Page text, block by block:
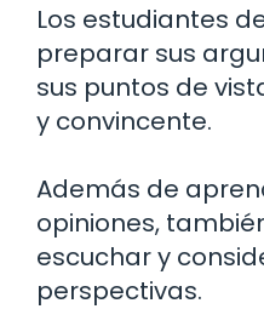
Los estudiantes
preparar sus
sus puntos de
y convincente.
Además de
opiniones,
escuchar y
perspectivas.